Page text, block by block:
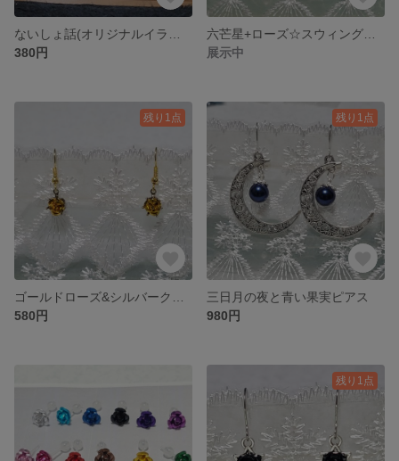
380円
展示中
残り1点
580円
残り1点
三日月の夜と青い果実ピアス
980円
残り1点